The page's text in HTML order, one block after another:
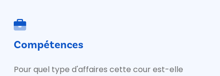
Compétences
Pour quel type d'affaires cette cour est-elle